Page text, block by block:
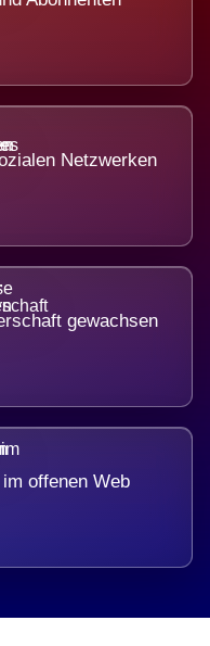
Netzwerken
gewachsen
offenen Web